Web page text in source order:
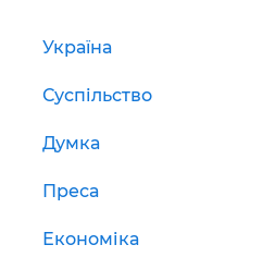
Україна
Суспільство
Думка
Преса
Економіка